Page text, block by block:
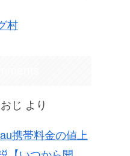
村
おじ より
携帯料金の値上